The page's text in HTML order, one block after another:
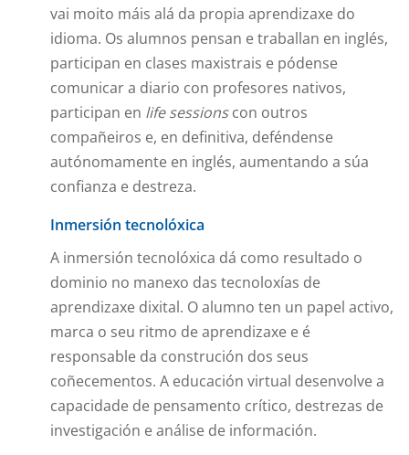
vai moito máis alá da propia aprendizaxe do
idioma. Os alumnos pensan e traballan en inglés,
participan en clases maxistrais e pódense
comunicar a diario con profesores nativos,
participan en life sessionscon outros
compañeiros e, en definitiva, deféndense
autónomamente en inglés, aumentando a súa
confianza e destreza.
Inmersión tecnolóxica
A inmersión tecnolóxica dá como resultado o
dominio no manexo das tecnoloxías de
aprendizaxe dixital. O alumno ten un papel activo,
marca o seu ritmo de aprendizaxe e é
responsable da construción dos seus
coñecementos. A educación virtual desenvolve a
capacidade de pensamento crítico, destrezas de
investigación e análise de información.